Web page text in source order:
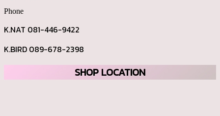
Phone
K.NAT 081-446-9422
K.BIRD 089-678-2398
SHOP LOCATION